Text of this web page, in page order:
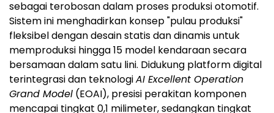
sebagai terobosan dalam proses produksi otomotif.
Sistem ini menghadirkan konsep "pulau produksi"
fleksibel dengan desain statis dan dinamis untuk
memproduksi hingga 15 model kendaraan secara
bersamaan dalam satu lini. Didukung platform digital
terintegrasi dan teknologiAI Excellent Operation
Grand Model (EOAI), presisi perakitan komponen
mencapai tingkat 0,1 milimeter, sedangkan tingkat